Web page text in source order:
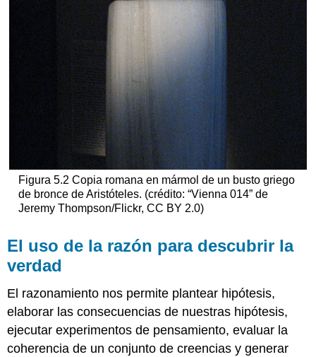
Figura 5.2 Copia romana en mármol de un busto griego
de bronce de Aristóteles. (crédito: “Vienna 014” de
Jeremy Thompson/Flickr, CC BY 2.0)
El uso de la razón para descubrir la
verdad
El razonamiento nos permite plantear hipótesis,
elaborar las consecuencias de nuestras hipótesis,
ejecutar experimentos de pensamiento, evaluar la
coherencia de un conjunto de creencias y generar